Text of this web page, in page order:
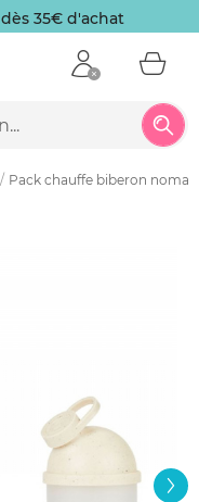
dès 35€ d'achat
Pack chauffe biberon